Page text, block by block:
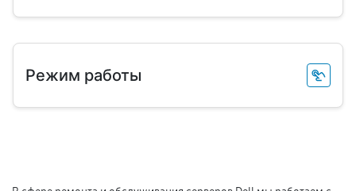
Режим работы